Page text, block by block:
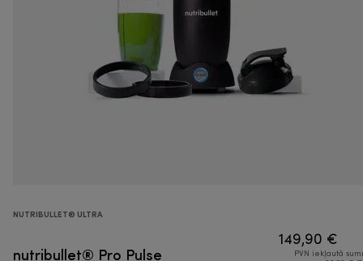
NUTRIBULLET® ULTRA
nutribullet® Pro Pulse
149,90 €
PVN iekļautā